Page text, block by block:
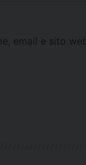
email e sito